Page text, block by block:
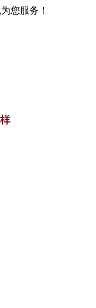
您服务！